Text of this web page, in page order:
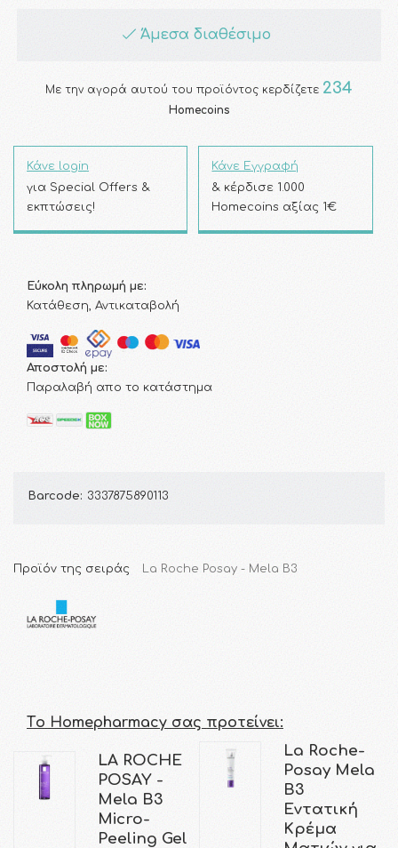
Άμεσα διαθέσιμο
Με την αγορά αυτού του προϊόντος κερδίζετε 234
Homecoins
Κάνε login
για Special Offers &
εκπτώσεις!
Κάνε Εγγραφή
& κέρδισε 1.000
Homecoins αξίας 1€
Εύκολη πληρωμή με:
Κατάθεση, Αντικαταβολή
Αποστολή με:
Παραλαβή απο το κατάστημα
Barcode: 3337875890113
Προϊόν της σειράς La Roche Posay - Mela B3
Τo Homepharmacy σας προτείνει:
LA ROCHE
POSAY -
Mela B3
Micro-
Peeling Gel
La Roche-
Posay Mela
B3
Εντατική
Κρέμα